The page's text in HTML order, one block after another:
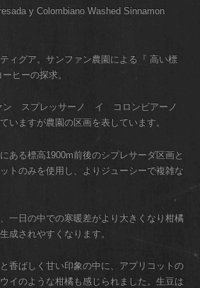
y Colombiano Washed Sinnamon
ィグア。サンファン農園による『 高い標
ヒーの探求。
ン スプレッサーノ イ コロンビアーノ
いますが農園の区画を表しています。
ある標高1900m前後のシプレサーダ区画と
トのみを使用し、よりジューシーで複雑な
一日の中での寒暖差がより大きくなり柑橘
成されやすくなります。
香ばしく甘い印象の中に、アプリコットの
イのような柑橘も感じられました。生豆は